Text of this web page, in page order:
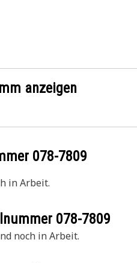
anzeigen
078-7809
in Arbeit.
078-7809
noch in Arbeit.